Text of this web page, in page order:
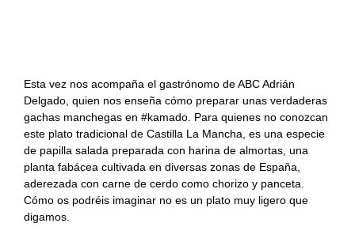
Esta vez nos acompaña el gastrónomo de ABC Adrián
Delgado, quien nos enseña cómo preparar unas verdaderas
gachas manchegas en #kamado. Para quienes no conozcan
este plato tradicional de Castilla La Mancha, es una especie
de papilla salada preparada con harina de almortas, una
planta fabácea cultivada en diversas zonas de España,
aderezada con carne de cerdo como chorizo y panceta.
Cómo os podréis imaginar no es un plato muy ligero que
digamos.